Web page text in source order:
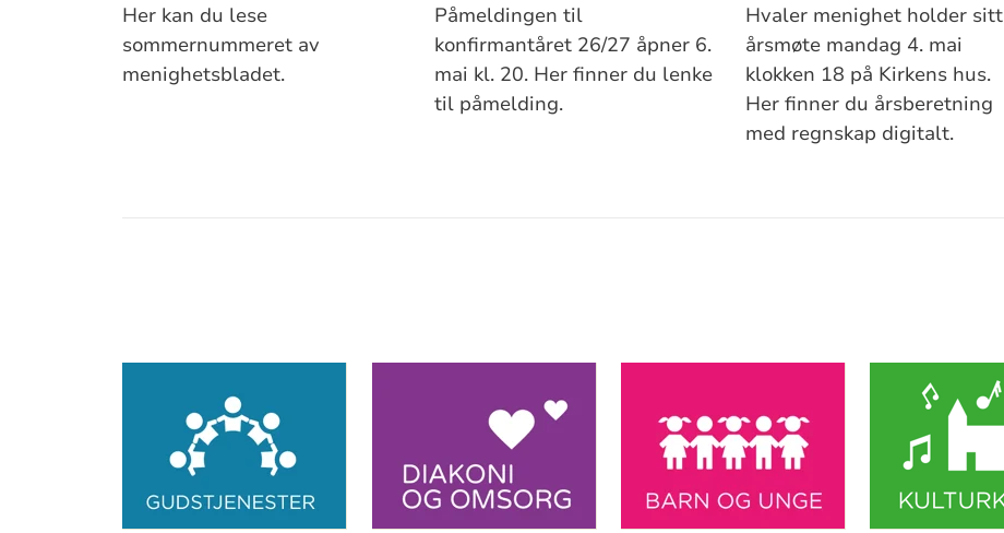
Her kan du lese
sommernummeret av
menighetsbladet.
Påmeldingen til
konfirmantåret 26/27 åpner 6.
mai kl. 20. Her finner du lenke
til påmelding.
Hvaler menighet holder sitt
årsmøte mandag 4. mai
klokken 18 på Kirkens hus.
Her finner du årsberetning
med regnskap digitalt.
Artikkelsnarveger